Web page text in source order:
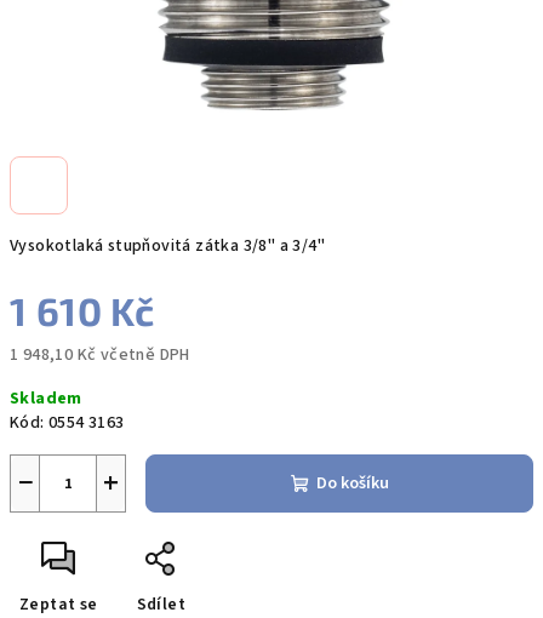
Vysokotlaká stupňovitá zátka 3/8" a 3/4"
1 610 Kč
1 948,10 Kč včetně DPH
cena:
Skladem
Kód: 0554 3163
+
− Do košíku
Zeptat se Sdílet